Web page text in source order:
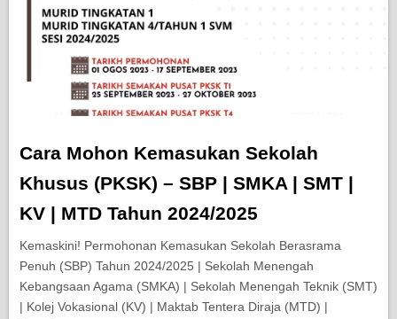
Cara Mohon Kemasukan Sekolah
Khusus (PKSK) – SBP | SMKA | SMT |
KV | MTD Tahun 2024/2025
Kemaskini! Permohonan Kemasukan Sekolah Berasrama
Penuh (SBP) Tahun 2024/2025 | Sekolah Menengah
Kebangsaan Agama (SMKA) | Sekolah Menengah Teknik (SMT)
| Kolej Vokasional (KV) | Maktab Tentera Diraja (MTD) |